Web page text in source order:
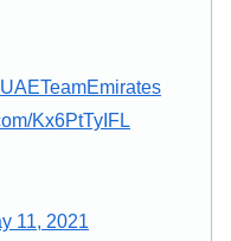
Kx6PtTyIFL
11, 2021